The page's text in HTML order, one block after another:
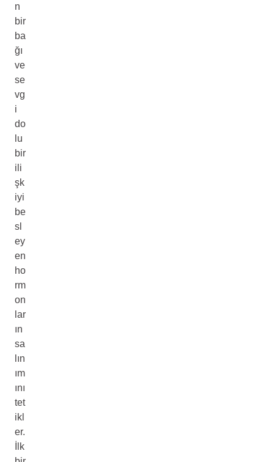
n
bir
ba
ğı
ve
se
vg
i
do
lu
bir
ili
şk
iyi
be
sl
ey
en
ho
rm
on
lar
ın
sa
lın
ım
ını
tet
ikl
er.
İlk